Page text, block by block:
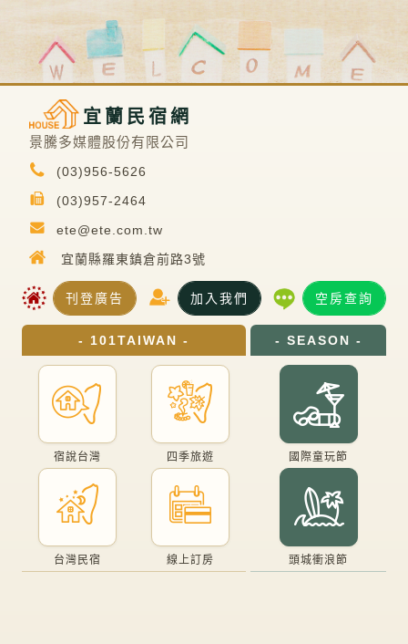
宜蘭民宿網
景騰多媒體股份有限公司
(03)956-5626
(03)957-2464
ete@ete.com.tw
宜蘭縣羅東鎮倉前路3號
刊登廣告 加入我們 空房查詢
- 101TAIWAN -
宿說台灣 四季旅遊
台灣民宿 線上訂房
- SEASON -
國際童玩節
頭城衝浪節